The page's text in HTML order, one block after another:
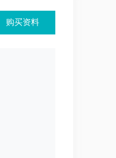
购买资料